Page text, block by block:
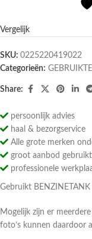
Vergelijk
SKU: 0225220419022
Categorieën:
Share:
persoonlijk advies
haal & bezorgservice
Alle grote merken
groot aanbod
professionele
Gebruikt BENZINETANK
Mogelijk zijn er
foto’s kunnen daardoor